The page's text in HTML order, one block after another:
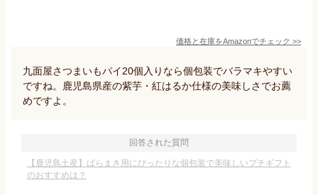
価格と在庫をAmazonでチェック >>
九面屋さつまいもパイ20個入りなら個包装でバラマキやすい
ですね。鹿児島県産の紫芋・紅はるか仕様の美味しさでお薦
めですよ。
回答された質問
【鹿児島土産】ばらまき用にぴったりな個包装で美味しいプチギフト
のおすすめは？